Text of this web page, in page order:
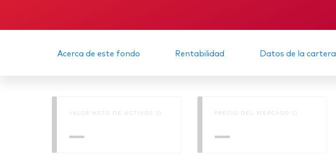
Acerca de este fondo Rentabilidad Datos de la cartera
VALOR NETO DE ACTIVOS ()
—
PRECIO DEL MERCADO ()
—